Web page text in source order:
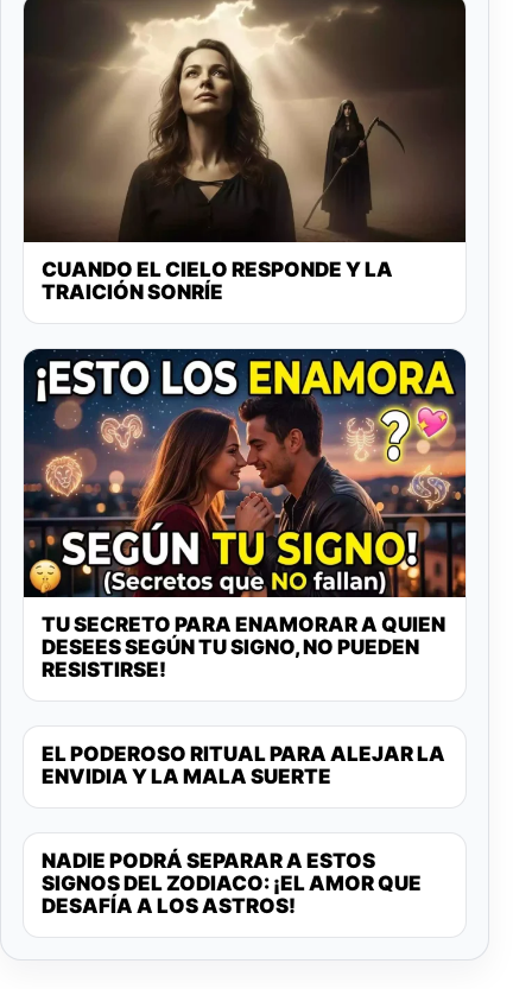
CUANDO EL CIELO RESPONDE Y LA
TRAICIÓN SONRÍE
TU SECRETO PARA ENAMORAR A QUIEN
DESEES SEGÚN TU SIGNO, NO PUEDEN
RESISTIRSE!
EL PODEROSO RITUAL PARA ALEJAR LA
ENVIDIA Y LA MALA SUERTE
NADIE PODRÁ SEPARAR A ESTOS
SIGNOS DEL ZODIACO: ¡EL AMOR QUE
DESAFÍA A LOS ASTROS!